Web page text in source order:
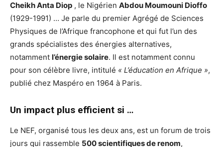
Cheikh Anta Diop , le Nigérien Abdou Moumouni Dioffo
(1929-1991) … Je parle du premier Agrégé de Sciences
Physiques de l’Afrique francophone et qui fut l’un des
grands spécialistes des énergies alternatives,
notamment l’énergie solaire. Il est notamment connu
pour son célèbre livre, intitulé « L’éducation en Afrique »,
publié chez Maspéro en 1964 à Paris.
Un impact plus efficient si …
Le NEF, organisé tous les deux ans, est un forum de trois
jours qui rassemble 500 scientifiques de renom,